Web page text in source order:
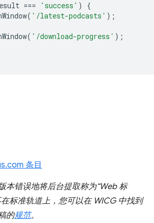
=== 'success' )
{
( '/latest-podcasts' );
( '/download-progress' );
条目
本错误地将后台提取称为“Web 标
标准轨道上，您可以在 WICG 中找到
的规范。